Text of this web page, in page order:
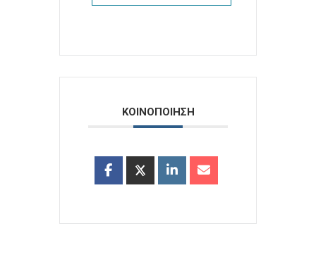
ΚΟΙΝΟΠΟΙΗΣΗ